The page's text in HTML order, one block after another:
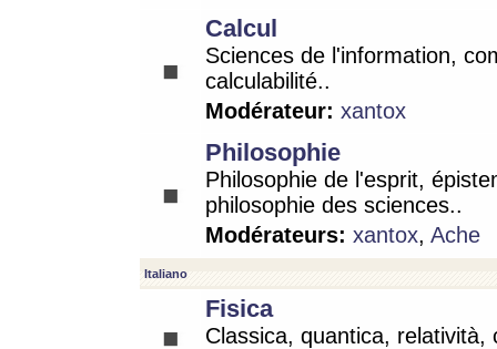
Calcul
Sciences de l'information,
calculabilité..
Modérateur: xantox
Philosophie
Philosophie de l'esprit,
philosophie des sciences..
Modérateurs: xantox, Ache
Italiano
Fisica
Classica, quantica, relatività,